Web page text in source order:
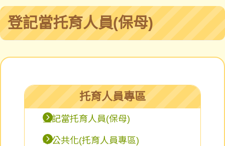
登記當托育人員(保母)
托育人員專區
登記當托育人員(保母)
準公共化(托育人員專區)